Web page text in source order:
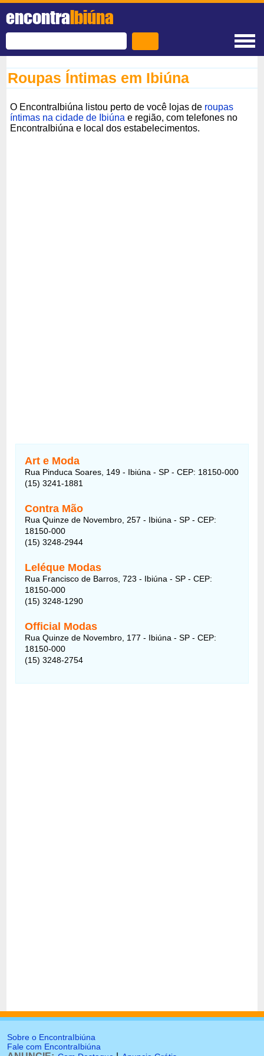
encontraIbiúna
Roupas Íntimas em Ibiúna
O EncontraIbiúna listou perto de você lojas de roupas
íntimas na cidade de Ibiúna e região, com telefones no
EncontraIbiúna e local dos estabelecimentos.
Art e Moda
Rua Pinduca Soares, 149 - Ibiúna - SP - CEP: 18150-000
(15) 3241-1881
Contra Mão
Rua Quinze de Novembro, 257 - Ibiúna - SP - CEP:
18150-000
(15) 3248-2944
Leléque Modas
Rua Francisco de Barros, 723 - Ibiúna - SP - CEP:
18150-000
(15) 3248-1290
Official Modas
Rua Quinze de Novembro, 177 - Ibiúna - SP - CEP:
18150-000
(15) 3248-2754
Sobre o EncontraIbiúna
Fale com EncontraIbiúna